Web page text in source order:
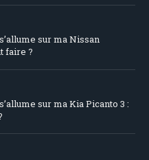
sur ma Nissan
faire ?
sur ma Kia Picanto 3 :